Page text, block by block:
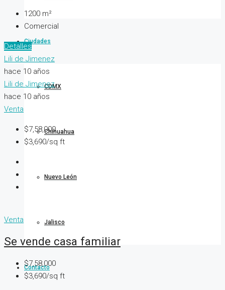
Ciudades
CDMX
Chihuahua
Nuevo León
Jalisco
Contacto
1200 m²
Comercial
Detalles
Lili de Jimenez
hace 10 años
Lili de Jimenez
hace 10 años
Venta
$7,58,000
$3,690/sq ft
Venta
Se vende casa familiar
$7,58,000
$3,690/sq ft